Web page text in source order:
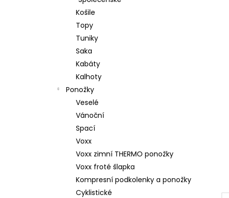
Košile
Topy
Tuniky
Saka
Kabáty
Kalhoty
Ponožky
Veselé
Vánoční
Spací
Voxx
Voxx zimní THERMO ponožky
Voxx froté šlapka
Kompresní podkolenky a ponožky
Cyklistické